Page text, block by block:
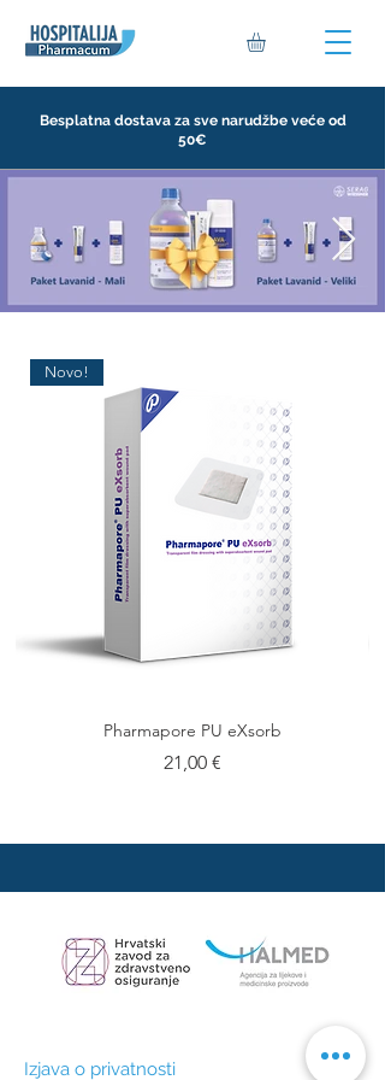
Besplatna dostava za sve narudžbe veće od
50€
Novo!
Pharmapore PU eXsorb
Cijena
21,00 €
Izjava o privatnosti